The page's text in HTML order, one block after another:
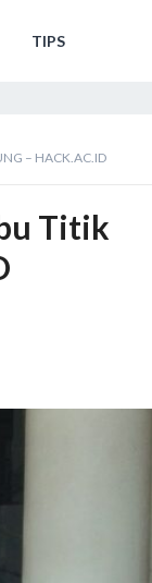
TIPS
– HACK.AC.ID
Titik